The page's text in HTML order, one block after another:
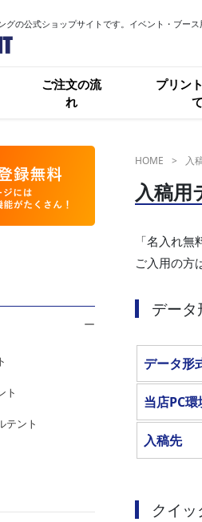
グの公式ショップサイトです。イベント・ブース
ご注文の流
れ
プリン
て
ト
テント
HOME 入
入稿用
「名入れ
ご入用の方
データ
データ形
当店PC環
入稿先
クイ